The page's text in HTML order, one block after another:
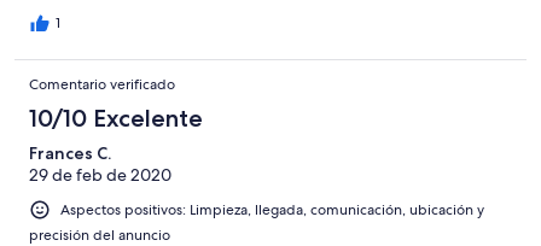
1
Comentario verificado
10/10 Excelente
Frances C.
29 de feb de 2020
Aspectos positivos: Limpieza, llegada, comunicación, ubicación y
precisión del anuncio